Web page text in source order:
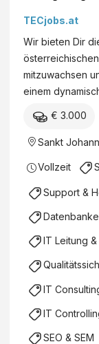
TECjobs.at
Wir bieten Dir
mitzuwachsen
einem
€ 3.000
Sankt Johann
Vollzeit
Support &
IT Leitung
IT
IT
SEO & SEM